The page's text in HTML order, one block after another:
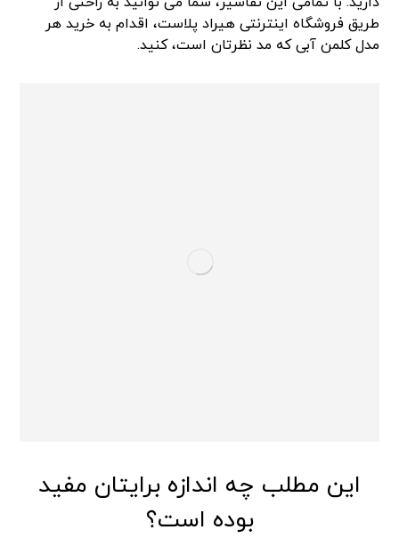
طریق فروشگاه اینترنتی هیراد پلاست، اقدام به خرید هر
مدل کلمن آبی که مد نظرتان است، کنید.
این مطلب چه اندازه برایتان مفید
بوده است؟